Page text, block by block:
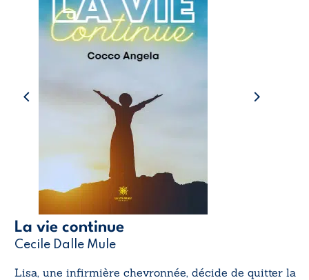
La vie continue
Cecile Dalle Mule
Lisa, une infirmière chevronnée, décide de quitter la